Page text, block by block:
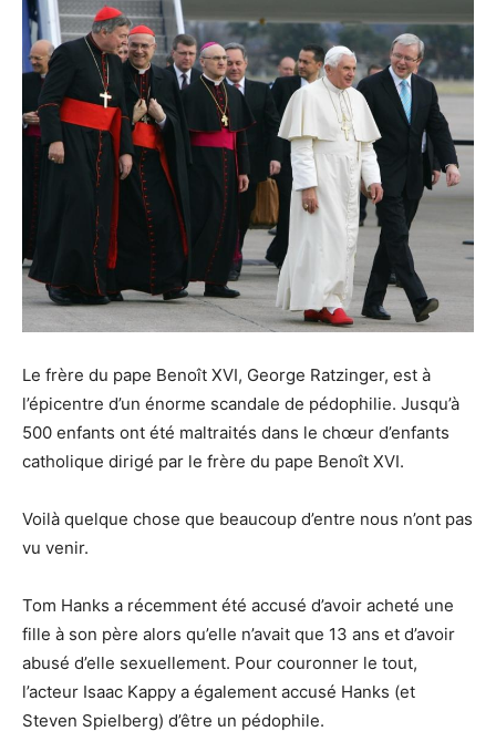
Le frère du pape Benoît XVI, George Ratzinger, est à
l’épicentre d’un énorme scandale de pédophilie. Jusqu’à
500 enfants ont été maltraités dans le chœur d’enfants
catholique dirigé par le frère du pape Benoît XVI.
Voilà quelque chose que beaucoup d’entre nous n’ont pas
vu venir.
Tom Hanks a récemment été accusé d’avoir acheté une
fille à son père alors qu’elle n’avait que 13 ans et d’avoir
abusé d’elle sexuellement. Pour couronner le tout,
l’acteur Isaac Kappy a également accusé Hanks (et
Steven Spielberg) d’être un pédophile.